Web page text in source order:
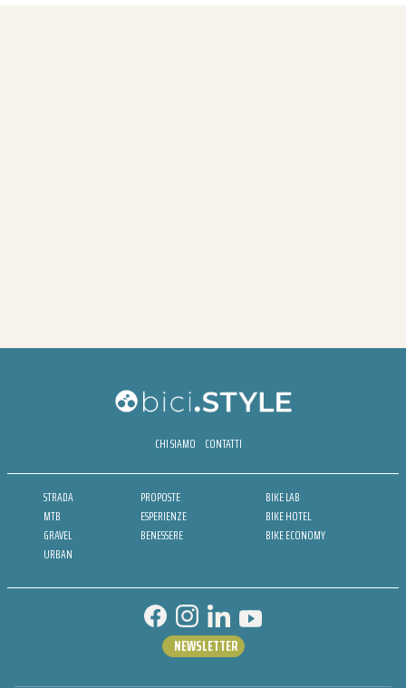
CHI SIAMO CONTATTI
STRADA
MTB
GRAVEL
URBAN
PROPOSTE
ESPERIENZE
BENESSERE
BIKE LAB
BIKE HOTEL
BIKE ECONOMY
NEWSLETTER